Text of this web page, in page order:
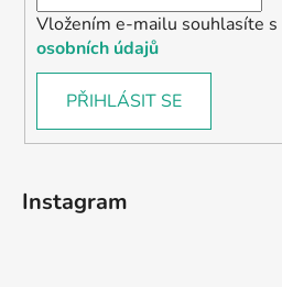
Vložením e-mailu souhlasíte s
osobních údajů
PŘIHLÁSIT SE
Instagram